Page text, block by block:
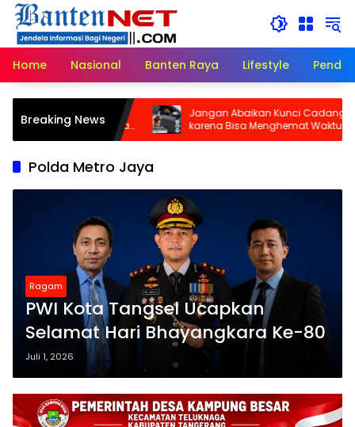
Langsung
konten
Home
Nasional Banten Raya Lifestyle
Breaking News
Teluknaga,
Komitmen Pelayanan
Jangan Abaikan Kunci Cadangan
karena Bisa Menghemat Waktu dan
Biaya di Saat Darurat!
Polda Metro Jaya
Ragam
PWI Kota Tangsel Ucapkan
Selamat Hari Bhayangkara Ke-80
Juli 1, 2026